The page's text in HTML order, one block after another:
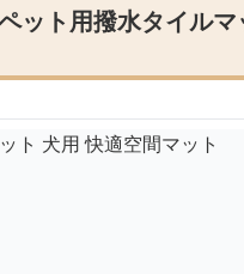
ット用撥水タイル